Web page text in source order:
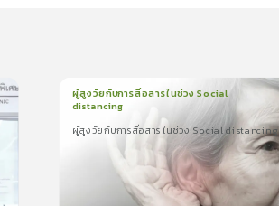
ผู้สูงวัยกับการสื่อสารในช่วง Social
distancing
ผู้สูงวัยกับการสื่อสารในช่วง Social distancing
12นาที
ผู้สูงวัยกับการสื่อสารในช่วง Social distancing
(2 ลำดับ